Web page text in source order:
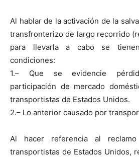
Al hablar de la activación de la
transfronterizo de largo recorrido
para llevarla a cabo se
condiciones:
1.– Que se evidencie
participación de mercado
transportistas de Estados Unidos.
2.– Lo anterior causado por
Al hacer referencia al
transportistas de Estados Unidos,